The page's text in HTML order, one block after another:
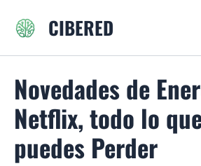
CIBERED
Novedades de
Netflix, todo lo
puedes Perder